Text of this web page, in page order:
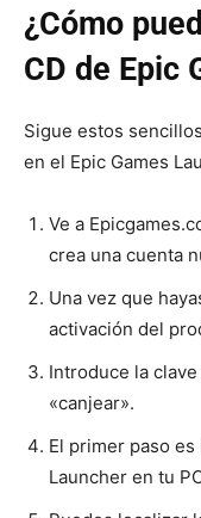
¿Cómo
CD de Epic
Sigue estos
en el Epic Games
Ve a
crea una cuenta
Una vez que
activación del
Introduce la
«canjear».
El primer paso
Launcher en tu